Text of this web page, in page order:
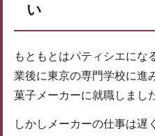
い
もともとはパティシエにな
業後に東京の専門学校に進
菓子メーカーに就職しまし
しかしメーカーの仕事は遅